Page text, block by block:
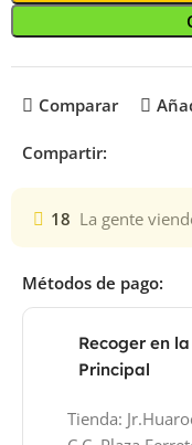
Comparar
Compartir:
18 La gente
Métodos de pago:
Recoger en
Principal
Tienda: